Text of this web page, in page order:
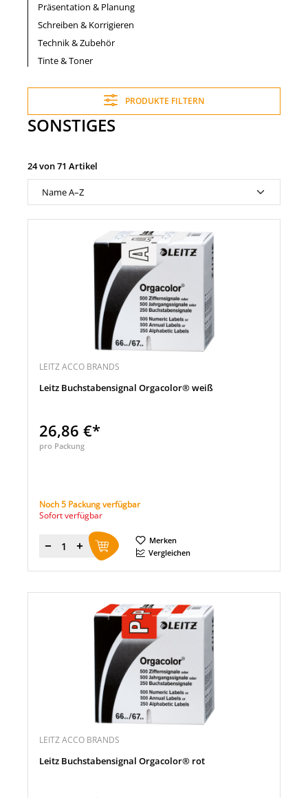
Präsentation & Planung
Schreiben & Korrigieren
Technik & Zubehör
Tinte & Toner
PRODUKTE FILTERN
SONSTIGES
24 von 71 Artikel
LEITZ ACCO BRANDS
Leitz Buchstabensignal Orgacolor® weiß
26,86 €*
pro Packung
Noch 5 Packung verfügbar
Sofort verfügbar
Menge
Merken
Vergleichen
LEITZ ACCO BRANDS
Leitz Buchstabensignal Orgacolor® rot